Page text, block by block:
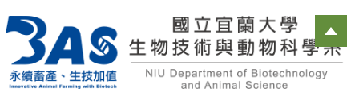
到
要
內